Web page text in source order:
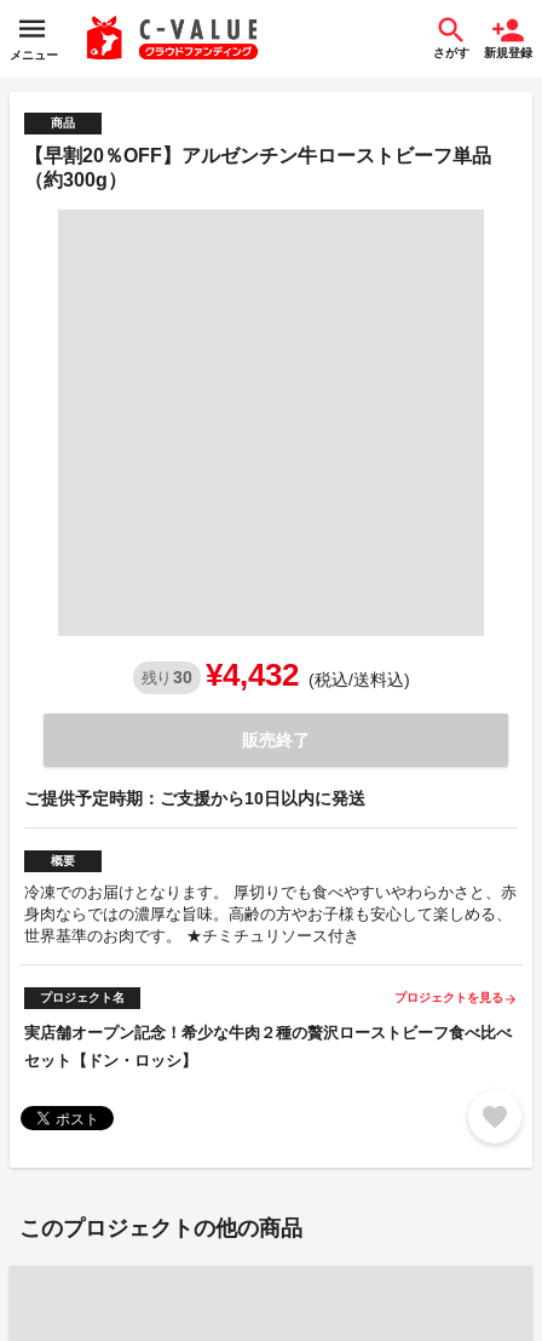
メニュー さがす 新規登録
商品
【早割20％OFF】アルゼンチン牛ローストビーフ単品
（約300g）
残り 30 ¥4,432 (税込/送料込)
販売終了
ご提供予定時期：ご支援から10日以内に発送
概要
冷凍でのお届けとなります。 厚切りでも食べやすいやわらかさと、赤
身肉ならではの濃厚な旨味。高齢の方やお子様も安心して楽しめる、
世界基準のお肉です。 ★チミチュリソース付き
プロジェクト名 プロジェクトを見る arrow_forward
実店舗オープン記念！希少な牛肉２種の贅沢ローストビーフ食べ比べ
セット【ドン・ロッシ】
favorite
このプロジェクトの他の商品